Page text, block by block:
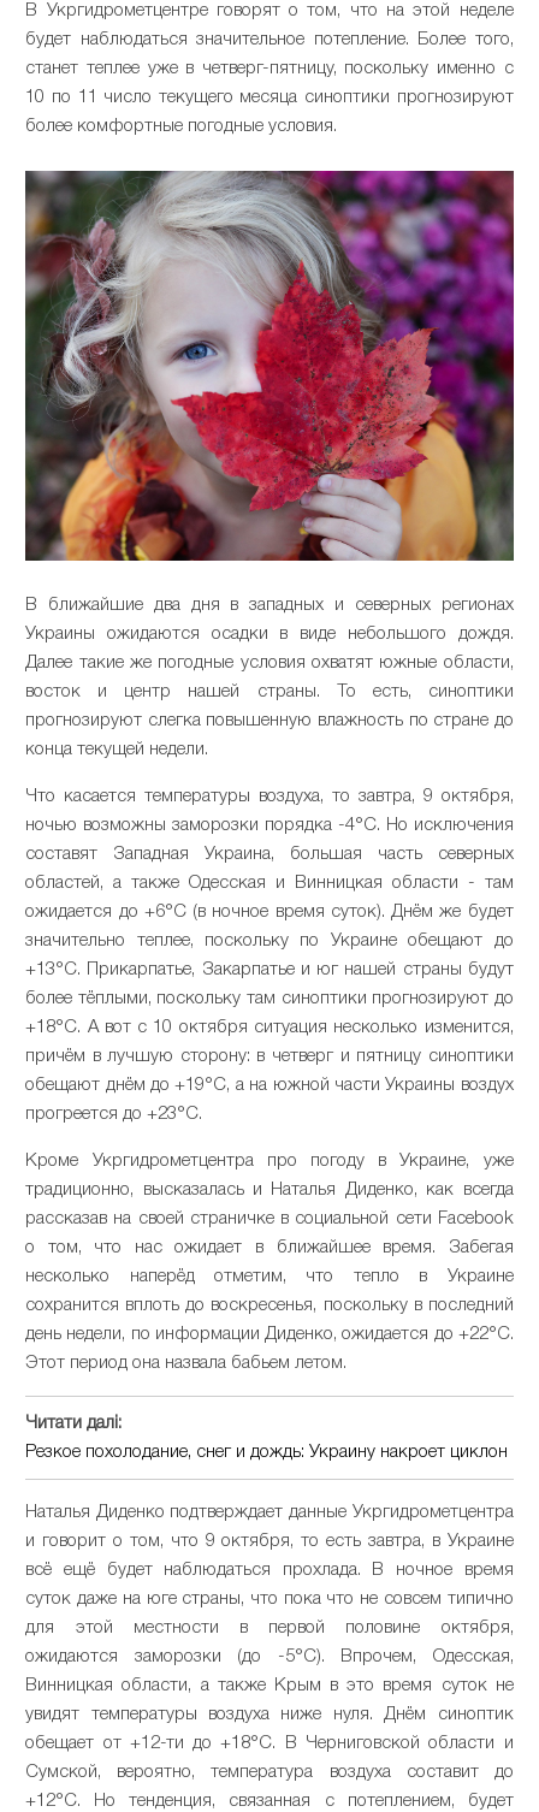
В Укргидрометцентре говорят о том, что на этой неделе
будет наблюдаться значительное потепление. Более того,
станет теплее уже в четверг-пятницу, поскольку именно с
10 по 11 число текущего месяца синоптики прогнозируют
более комфортные погодные условия.
В ближайшие два дня в западных и северных регионах
Украины ожидаются осадки в виде небольшого дождя.
Далее такие же погодные условия охватят южные области,
восток и центр нашей страны. То есть, синоптики
прогнозируют слегка повышенную влажность по стране до
конца текущей недели.
Что касается температуры воздуха, то завтра, 9 октября,
ночью возможны заморозки порядка -4°С. Но исключения
составят Западная Украина, большая часть северных
областей, а также Одесская и Винницкая области - там
ожидается до +6°С (в ночное время суток). Днём же будет
значительно теплее, поскольку по Украине обещают до
+13°С. Прикарпатье, Закарпатье и юг нашей страны будут
более тёплыми, поскольку там синоптики прогнозируют до
+18°С. А вот с 10 октября ситуация несколько изменится,
причём в лучшую сторону: в четверг и пятницу синоптики
обещают днём до +19°С, а на южной части Украины воздух
прогреется до +23°С.
Кроме Укргидрометцентра про погоду в Украине, уже
традиционно, высказалась и Наталья Диденко, как всегда
рассказав на своей страничке в социальной сети Facebook
о том, что нас ожидает в ближайшее время. Забегая
несколько наперёд отметим, что тепло в Украине
сохранится вплоть до воскресенья, поскольку в последний
день недели, по информации Диденко, ожидается до +22°С.
Этот период она назвала бабьем летом.
Читати далі:
Резкое похолодание, снег и дождь: Украину накроет циклон
Наталья Диденко подтверждает данные Укргидрометцентра
и говорит о том, что 9 октября, то есть завтра, в Украине
всё ещё будет наблюдаться прохлада. В ночное время
суток даже на юге страны, что пока что не совсем типично
для этой местности в первой половине октября,
ожидаются заморозки (до -5°С). Впрочем, Одесская,
Винницкая области, а также Крым в это время суток не
увидят температуры воздуха ниже нуля. Днём синоптик
обещает от +12-ти до +18°С. В Черниговской области и
Сумской, вероятно, температура воздуха составит до
+12°С. Но тенденция, связанная с потеплением, будет